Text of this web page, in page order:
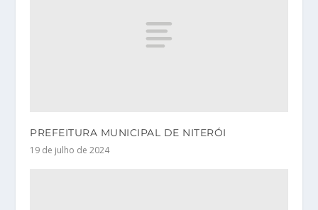
PREFEITURA MUNICIPAL DE NITERÓI
19 de julho de 2024